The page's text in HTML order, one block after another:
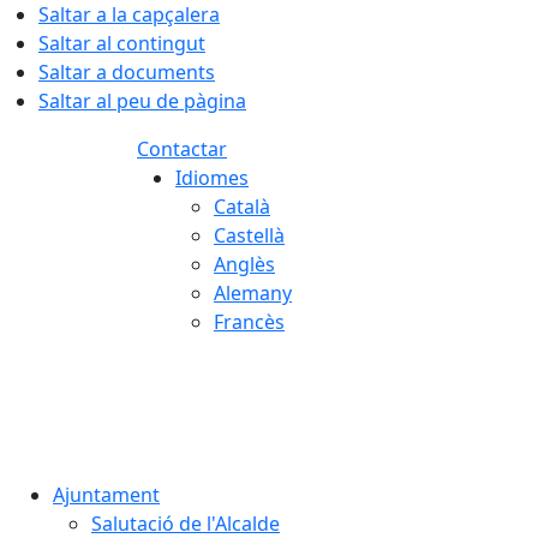
Saltar a la capçalera
Saltar al contingut
Saltar a documents
Saltar al peu de pàgina
Contactar
Idiomes
Català
Castellà
Anglès
Alemany
Francès
Ajuntament
Salutació de l'Alcalde